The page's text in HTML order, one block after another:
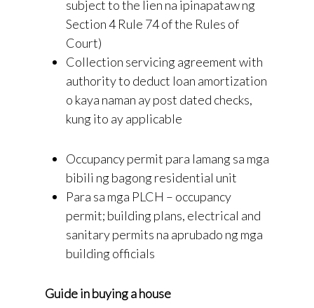
subject to the lien na ipinapataw ng
Section 4 Rule 74 of the Rules of
Court)
Collection servicing agreement with
authority to deduct loan amortization
o kaya naman ay post dated checks,
kung ito ay applicable
Occupancy permit para lamang sa mga
bibili ng bagong residential unit
Para sa mga PLCH – occupancy
permit; building plans, electrical and
sanitary permits na aprubado ng mga
building officials
Guide in buying a house